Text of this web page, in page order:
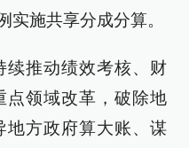
实施共享分成分算。
续推动绩效考核、财
点领域改革，破除地
地方政府算大账、谋